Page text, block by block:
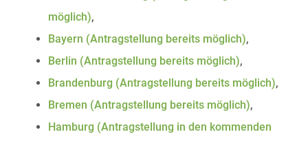
möglich),
Bayern (Antragstellung bereits möglich),
Berlin (Antragstellung bereits möglich),
Brandenburg (Antragstellung bereits möglich),
Bremen (Antragstellung bereits möglich),
Hamburg (Antragstellung in den kommenden